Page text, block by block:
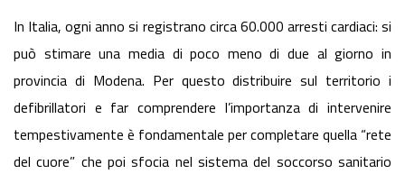
In Italia, ogni anno si registrano circa 60.000 arresti cardiaci: si
può stimare una media di poco meno di due al giorno in
provincia di Modena. Per questo distribuire sul territorio i
defibrillatori e far comprendere l’importanza di intervenire
tempestivamente è fondamentale per completare quella “rete
del cuore” che poi sfocia nel sistema del soccorso sanitario